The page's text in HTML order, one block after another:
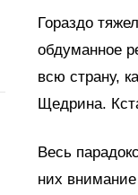
Гораздо
обдуманное
всю страну,
Щедрина.
Весь
них